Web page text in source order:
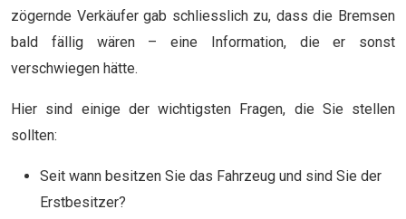
zögernde Verkäufer gab schliesslich zu, dass die Bremsen
bald fällig wären – eine Information, die er sonst
verschwiegen hätte.
Hier sind einige der wichtigsten Fragen, die Sie stellen
sollten:
Seit wann besitzen Sie das Fahrzeug und sind Sie der
Erstbesitzer?